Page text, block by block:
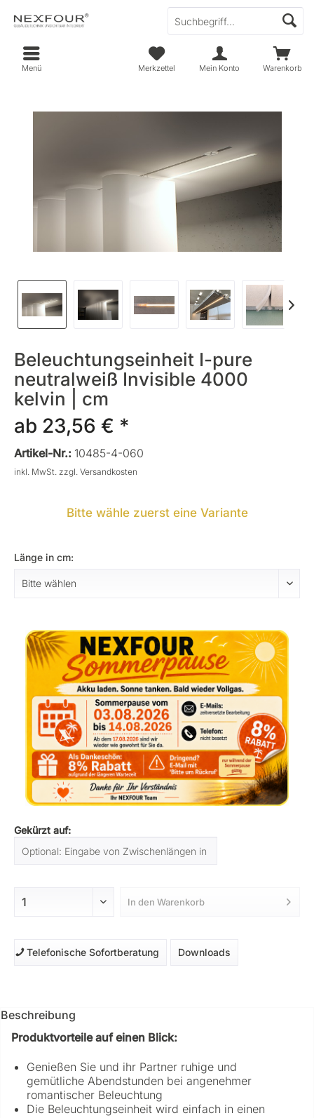
Warenkorb
Merkzettel Mein Konto
Menü
Beleuchtungseinheit I-pure
neutralweiß Invisible 4000
kelvin | cm
ab 23,56 € *
Artikel-Nr.: 10485-4-060
inkl. MwSt. zzgl. Versandkosten
Bitte wähle zuerst eine Variante
Länge in cm:
Gekürzt auf:
In den Warenkorb
Telefonische Sofortberatung Downloads
Beschreibung
Produktvorteile auf einen Blick:
Genießen Sie und ihr Partner ruhige und
gemütliche Abendstunden bei angenehmer
romantischer Beleuchtung
Die Beleuchtungseinheit wird einfach in einen